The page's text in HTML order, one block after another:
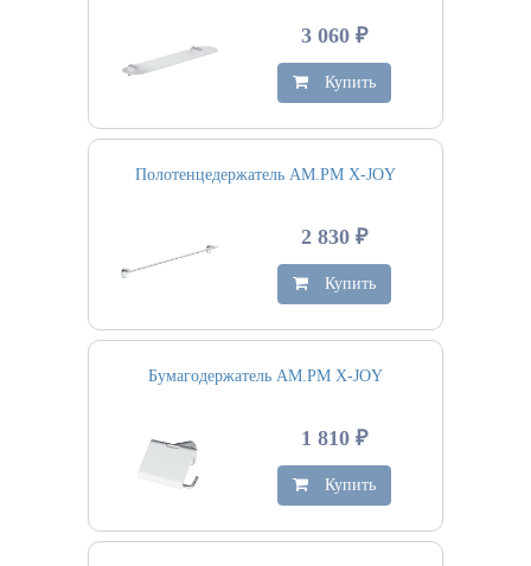
3 060 ₽
Купить
Полотенцедержатель AM.PM X-JOY
2 830 ₽
Купить
Бумагодержатель AM.PM X-JOY
1 810 ₽
Купить